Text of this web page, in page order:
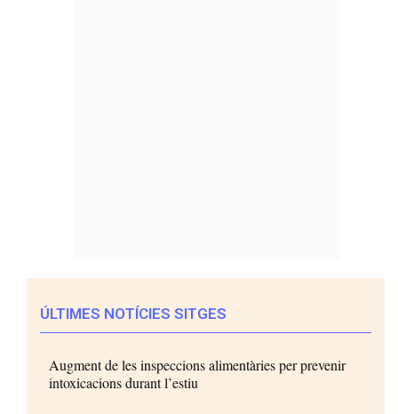
ÚLTIMES NOTÍCIES SITGES
Augment de les inspeccions alimentàries per prevenir
intoxicacions durant l’estiu